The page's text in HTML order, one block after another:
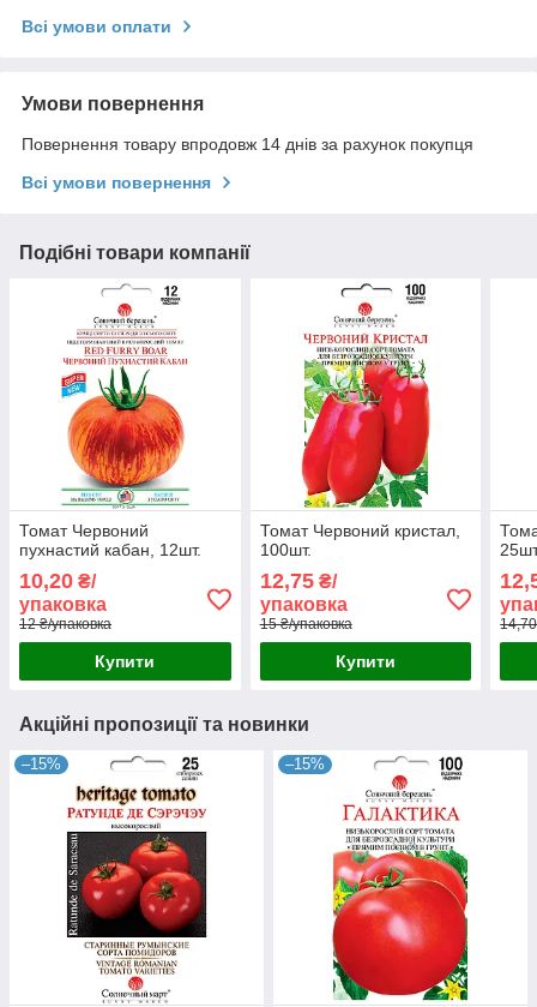
Всі умови оплати
Умови повернення
Повернення товару впродовж 14 днів за рахунок покупця
Всі умови повернення
Подібні товари компанії
Томат Червоний
пухнастий кабан, 12шт.
10,20 ₴/
упаковка
12 ₴/упаковка
Купити
Томат Червоний кристал,
100шт.
12,75₴/
упаковка
15 ₴/упаковка
Купити
Акційні пропозиції та новинки
–15% –15%